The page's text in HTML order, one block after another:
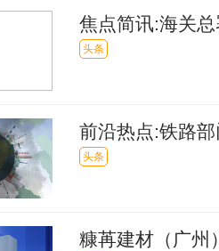
焦点简讯:海关
亿元 同比增长
头条
前沿热点:铁路部
头条
糠苒建材（广州